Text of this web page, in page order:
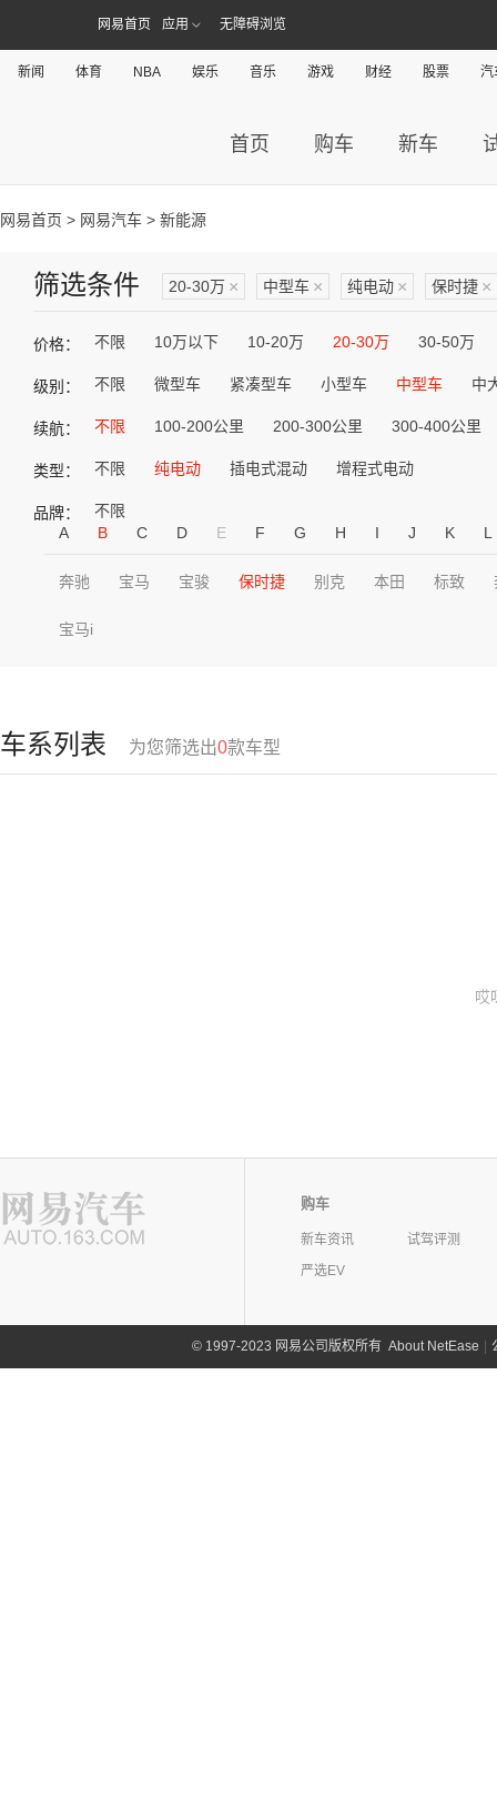
网易首页 应用 无障碍浏览
新闻 体育 NBA 娱乐 音乐 游戏 财经 股票 汽
首页 购车 新车
网易首页 > 网易汽车 > 新能源
筛选条件 20-30万 × 中型车 × 纯电动 × 保时捷 ×
价格： 不限 10万以下 10-20万 20-30万 30-50万
级别： 不限 微型车 紧凑型车 小型车 中型车 中
续航： 不限 100-200公里 200-300公里 300-400公里
类型： 不限 纯电动 插电式混动 增程式电动
品牌：
不限
A
B C D E F G H I J K L
奔驰 宝马 宝骏 保时捷 别克 本田 标致
宝马i
车系列表 为您筛选出0款车型
哎
购车
新车资讯
试驾评测
严选EV
©1997-2023 网易公司版权所有 About NetEase